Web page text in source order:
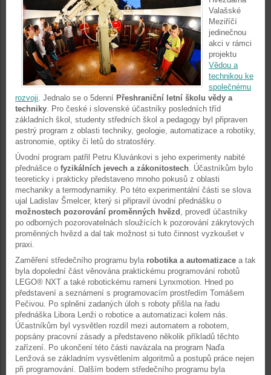
Valašské
Meziříčí
jedinečnou
akci v rámci
projektu
Vědou a
technikou ke
společnému
rozvoji. Jednalo se o 5denní Přeshraniční letní školu vědy a
techniky. Pro české i slovenské účastníky posledních tříd
základních škol, studenty středních škol a pedagogy byl připraven
pestrý program z oblasti techniky, geologie, automatizace a robotiky,
astronomie, optiky či letů do stratosféry.
Úvodní program patřil Petru Kluvánkovi s jeho experimenty nabité
přednášce o fyzikálních jevech a zákonitostech. Účastníkům bylo
teoreticky i prakticky představeno mnoho pokusů z oblasti
mechaniky a termodynamiky. Po této experimentální části se slova
ujal Ladislav Šmelcer, který si připravil úvodní přednášku o
možnostech pozorování proměnných hvězd , provedl účastníky
po odborných pozorovatelnách sloužících k pozorování zákrytových
proměnných hvězd a dal tak možnost si tuto činnost vyzkoušet v
praxi.
Zaměření středečního programu byla robotika a automatizace a tak
byla dopolední část věnována praktickému programování robotů
LEGO® NXT a také robotickému rameni Lynxmotion. Hned po
představení a seznámení s programovacím prostředím Tomášem
Pečivou. Po splnění zadaných úloh s roboty přišla na řadu
přednáška Libora Lenži o robotice a automatizaci kolem nás.
Účastníkům byl vysvětlen rozdíl mezi automatem a robotem,
popsány pracovní zásady a představeno několik příkladů těchto
zařízení. Po ukončení této části navázala na program Naďa
Lenžová se základním vysvětlením algoritmů a postupů práce nejen
při programování. Dalším bodem středečního programu byla